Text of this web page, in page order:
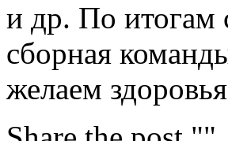
и др. По итогам
сборная
желаем